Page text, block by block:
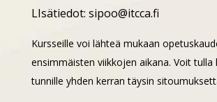
LIsätiedot: sipoo@itcca.fi
Kursseille voi lähteä mukaan
ensimmäisten viikkojen aikana. Voit tulla
tunnille yhden kerran täysin